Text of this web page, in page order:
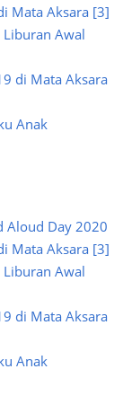
Mata Aksara [3]
Liburan Awal
di Mata Aksara
Anak
Aloud Day 2020
Mata Aksara [3]
Liburan Awal
di Mata Aksara
Anak